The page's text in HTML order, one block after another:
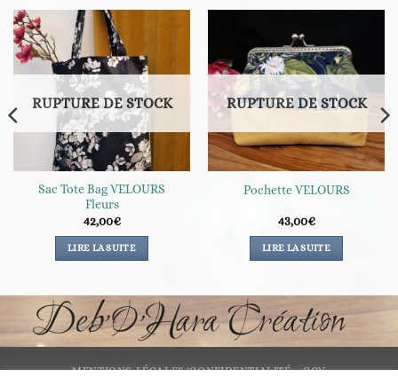
RUPTURE DE STOCK
Sac Tote Bag VELOURS
Fleurs
42,00€
LIRE LA SUITE
RUPTURE DE STOCK
Pochette VELOURS
43,00€
LIRE LA SUITE
MENTIONS LÉGALES/CONFIDENTIALITÉ CGV